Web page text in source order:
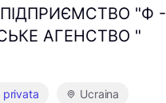
"Ф -
АГЕНСТВО "
privata Ucraina